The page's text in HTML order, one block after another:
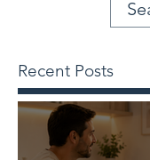
Recent Posts